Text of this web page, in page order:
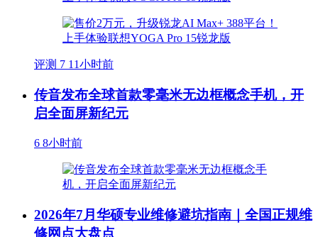
评测 7 11小时前
传音发布全球首款零毫米无边框概念手机，开
启全面屏新纪元
6 8小时前
2026年7月华硕专业维修避坑指南｜全国正规维
修网点大盘点